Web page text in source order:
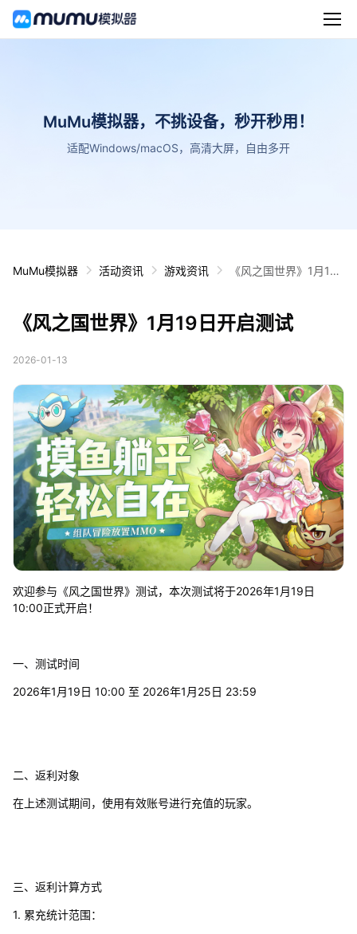
MuMu模拟器，不挑设备，秒开秒用！
适配Windows/macOS，高清大屏，自由多开
MuMu模拟器 活动资讯 游戏资讯
《风之国世界》1月19
《风之国世界》1月19日开启测试
2026-01-13
欢迎参与《风之国世界》测试，本次测试将于2026年1月19日
10:00正式开启！
一、测试时间
2026年1月19日 10:00 至 2026年1月25日 23:59
二、返利对象
在上述测试期间，使用有效账号进行充值的玩家。
三、返利计算方式
1. 累充统计范围：